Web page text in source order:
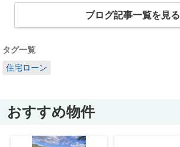
ブログ記事一覧を見る
タグ一覧
住宅ローン
おすすめ物件